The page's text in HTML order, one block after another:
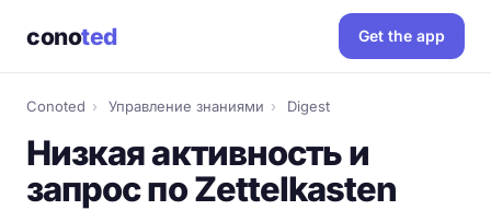
conoted Get the app
Conoted › Управление знаниями › Digest
Низкая активность и
запрос по Zettelkasten